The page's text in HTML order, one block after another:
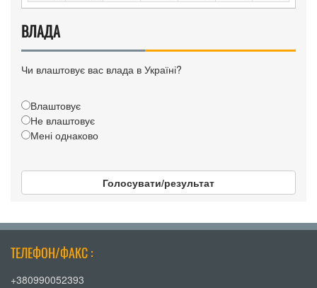
ВЛАДА
Чи влаштовує вас влада в Україні?
Влаштовує
Не влаштовує
Мені однаково
Голосувати/результат
ТЕЛЕФОН/ФАКС :
+380990052393